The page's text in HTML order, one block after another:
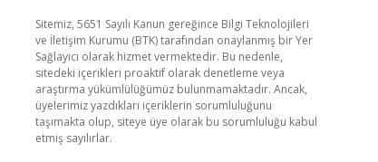
Sitemiz, 5651 Sayılı Kanun gereğince Bilgi Teknolojileri
ve İletişim Kurumu (BTK) tarafından onaylanmış bir Yer
Sağlayıcı olarak hizmet vermektedir. Bu nedenle,
sitedeki içerikleri proaktif olarak denetleme veya
araştırma yükümlülüğümüz bulunmamaktadır. Ancak,
üyelerimiz yazdıkları içeriklerin sorumluluğunu
taşımakta olup, siteye üye olarak bu sorumluluğu kabul
etmiş sayılırlar.